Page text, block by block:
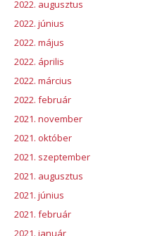
2022. augusztus
2022. június
2022. május
2022. április
2022. március
2022. február
2021. november
2021. október
2021. szeptember
2021. augusztus
2021. június
2021. február
2021. január